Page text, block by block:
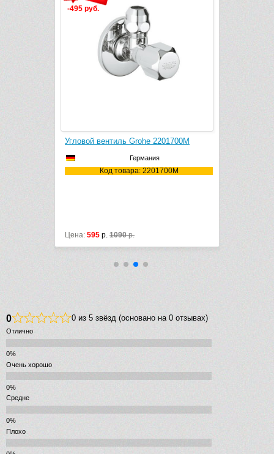
-495 руб.
Угловой вентиль Grohe 2201700M
Германия
Код товара: 2201700M
Цена: 595 р. 1090р.
0 0 из 5 звёзд (основано на 0 отзывах)
Отлично
Очень хорошо
Средне
Плохо